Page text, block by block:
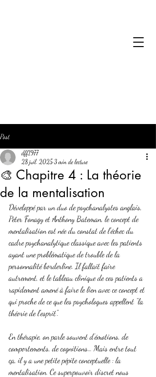
Post
🎨 Chapitre 4 : La théorie
de la mentalisation
dff1977
28 juil. 2025 3 min de lecture
Développé par un duo de psychanalystes anglais,
Peter Fonagy et Anthony Bateman, le concept de
mentalisation est née du constat de l'échec du
cadre psychanalytique classique avec les patients
ayant une problématique de trouble de la
personnalité borderline. Il fallait faire
autrement, et le tableau clinique de ces patients a
rapidement amené à faire le lien avec ce concept et
qui proche de ce que les psychologues appellent "la
théorie de l'esprit".
En thérapie, on parle souvent d’émotions, de
comportements, de cognitions… Mais entre tout
ça, il y a une petite pépite conceptuelle : la
mentalisation. Ce superpouvoir discret nous